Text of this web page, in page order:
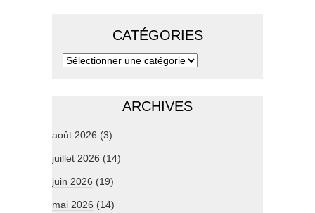
CATÉGORIES
ARCHIVES
août 2026 (3)
juillet 2026 (14)
juin 2026 (19)
mai 2026 (14)